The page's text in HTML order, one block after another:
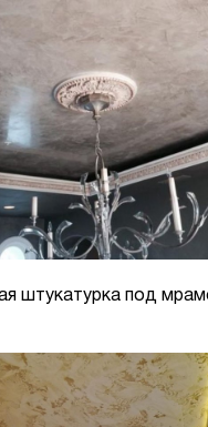
штукатурка под